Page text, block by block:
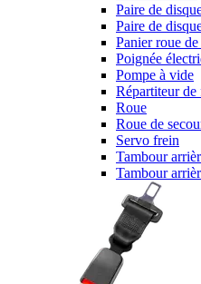
Paire de
Paire de
Panier roue de
Poignée
Pompe à vide
Répartiteur de
Roue
Roue de
Servo frein
Tambour
Tambour